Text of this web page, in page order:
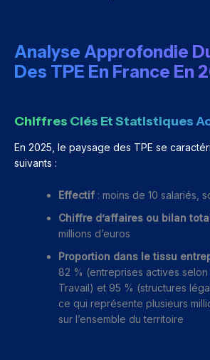
Analyse Approfondie
Des TPE En France En
Chiffres Clés Et Statistiques
En 2025, le paysage des TPE se
suivants :
Effectif : moins de 10 salariés,
Chiffre d’affaires ou bilan
millions d’euros
Proportion dans le tissu
82 % (entreprises actives selon
Travail) et 95 % (structures
ce qui représente plusieurs
sur l’ensemble du territoire